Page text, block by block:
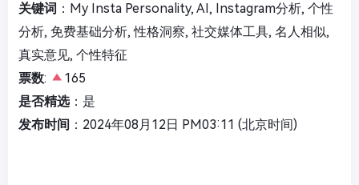
关键词 ：My Insta Personality, AI, Instagram分析, 个性
分析, 免费基础分析, 性格洞察, 社交媒体工具, 名人相似,
真实意见, 个性特征
票数:
165
是否精选：是
发布时间 ：2024年08月12日 PM03:11 (北京时间)